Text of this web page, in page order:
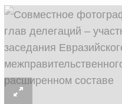
24
31